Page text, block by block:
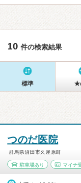
10 件の検索結果
標準 ★
つのだ医院
群馬県沼田市久屋原町
駐車場あり マイナ